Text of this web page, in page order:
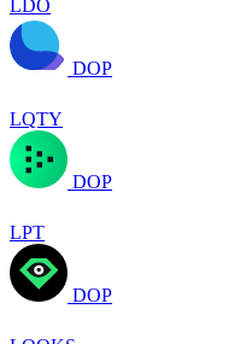
LDO
DOP
LQTY
DOP
LPT
DOP